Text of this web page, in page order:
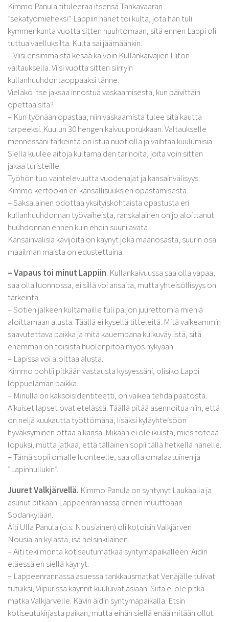
Kimmo Panula tituleeraa itsensä Tankavaaran
”sekatyömieheksi”. Lappiin hänet toi kulta, jota hän tuli
kymmenkunta vuotta sitten huuhtomaan, sitä ennen Lappi oli
tuttua vaelluksilta. Kulta sai jäämäänkin.
– Viisi ensimmäistä kesää kaivoin Kullankaivajien Liiton
valtauksella. Viisi vuotta sitten siirryin
kullanhuuhdontaoppaaksi tänne.
Vieläkö itse jaksaa innostua vaskaamisesta, kun päivittäin
opettaa sitä?
– Kun työnään opastaa, niin vaskaamista tulee sitä kautta
tarpeeksi. Kuulun 30 hengen kaivuuporukkaan. Valtaukselle
mennessäni tärkeintä on istua nuotiolla ja vaihtaa kuulumisia.
Siellä kuulee aitoja kultamaiden tarinoita, joita voin sitten
jakaa turisteille.
Työhön tuo vaihtelevuutta vuodenajat ja kansainvälisyys.
Kimmo kertookin eri kansallisuuksien opastamisesta.
– Saksalainen odottaa yksityiskohtaista opastusta eri
kullanhuuhdonnan työvaiheista, ranskalainen on jo aloittanut
huuhdonnan ennen kuin ehdin suuni avata.
Kansainvälisiä kävijöitä on käynyt joka maanosasta, suurin osa
maailman maista on edustettuina.
– Vapaus toi minut Lappiin. Kullankaivuussa saa olla vapaa,
saa olla luonnossa, ei sillä voi ansaita, mutta yhteisöllisyys on
tärkeintä.
– Sotien jälkeen kultamaille tuli paljon juurettomia miehiä
aloittamaan alusta. Täällä ei kysellä titteleitä. Mitä vaikeammin
saavutettava paikka ja mitä kauempana kulkuväylistä, sitä
enemmän on toisista huolenpitoa myös nykyään.
– Lapissa voi aloittaa alusta.
Kimmo pohtii pitkään vastausta kysyessäni, olisiko Lappi
loppuelämän paikka.
– Minulla on kaksoisidentiteetti, on vaikea tehdä päätöstä.
Aikuiset lapset ovat etelässä. Täällä pitää asennoitua niin, että
on neljä kuukautta työttömänä, lisäksi kyläyhteisöön
hyväksyminen ottaa aikansa. Mikään ei ole ikuista, mies toteaa
lopuksi, mutta jatkaa, että tällainen sopii tällä hetkellä hänelle.
– Tämä sopii omalle luonteelle, saa olla omalaatuinen ja
”Lapinhullukin”.
Juuret Valkjärvellä. Kimmo Panula on syntynyt Laukaalla ja
asunut pitkään Lappeenrannassa ennen muuttoaan
Sodankylään.
Äiti Ulla Panula (o.s. Nousiainen) oli kotoisin Valkjärven
Nousialan kylästä, isä helsinkiläinen.
– Äiti teki monta kotiseutumatkaa syntymäpaikalleen. Äidin
eläessä en siellä käynyt.
– Lappeenrannassa asuessa tankkausmatkat Venäjälle tulivat
tutuiksi, Viipurissa käynnit kuuluivat asiaan. Siitä ei ole pitkä
matka Valkjärvelle. Kävin äidin syntymäpaikalla. Etsin
kotiseutukirjasta paikan, mutta eihän siellä enää mitään ollut.